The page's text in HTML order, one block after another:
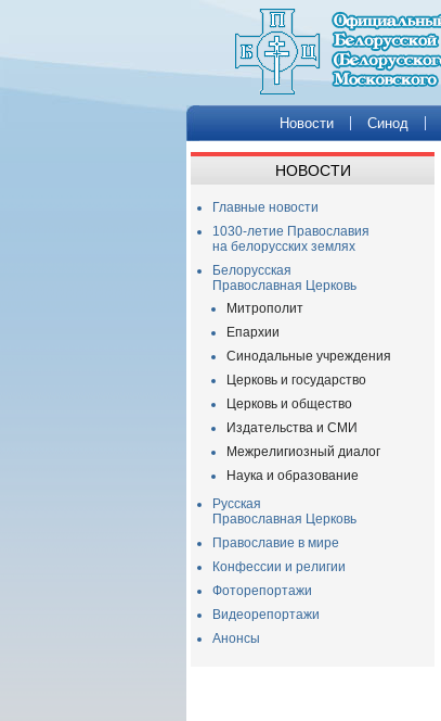
Новости Синод
НОВОСТИ
Главные новости
1030-летие Православия
на белорусских землях
Белорусская
Православная Церковь
Митрополит
Епархии
Синодальные учреждения
Церковь и государство
Церковь и общество
Издательства и СМИ
Межрелигиозный диалог
Наука и образование
Русская
Православная Церковь
Православие в мире
Конфессии и религии
Фоторепортажи
Видеорепортажи
Анонсы